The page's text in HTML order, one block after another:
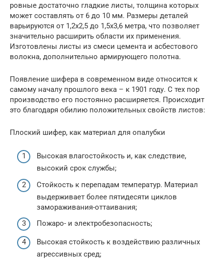
ровные достаточно гладкие листы, толщина которых
может составлять от 6 до 10 мм. Размеры деталей
варьируются от 1,2х2,5 до 1,5х3,6 метра, что позволяет
значительно расширить области их применения.
Изготовлены листы из смеси цемента и асбестового
волокна, дополнительно армирующего полотна.
Появление шифера в современном виде относится к
самому началу прошлого века – к 1901 году. С тех пор
производство его постоянно расширяется. Происходит
это благодаря обилию положительных свойств листов:
Плоский шифер, как материал для опалубки
Высокая влагостойкость и, как следствие,
высокий срок службы;
Стойкость к перепадам температур. Материал
выдерживает более пятидесяти циклов
замораживания-оттаивания;
Пожаро- и электробезопасность;
Высокая стойкость к воздействию различных
агрессивных сред;